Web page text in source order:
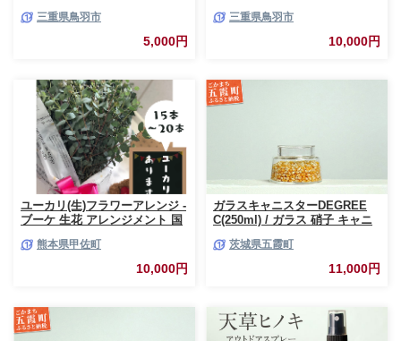
三重県鳥羽市
5,000円
三重県鳥羽市
10,000円
ユーカリ(生)フラワーアレンジ -
ブーケ 生花 アレンジメント 国
ンテリア 虫よけ作用 人気 おす
熊本県甲佐町
10,000円
ガラスキャニスターDEGREE
C(250ml) / ガラス 硝子 キャニ
耐熱 一生もの 職人 こだわり
JIDA デザインミュージアムセ
レクション 茨城県 五霞町
茨城県五霞町
11,000円